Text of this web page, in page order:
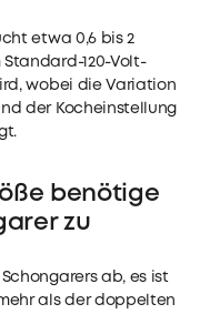
etwa 0,6 bis 2
120-Volt-
wobei die Variation
der Kocheinstellung
benötige
zu
ab, es ist
als der doppelten